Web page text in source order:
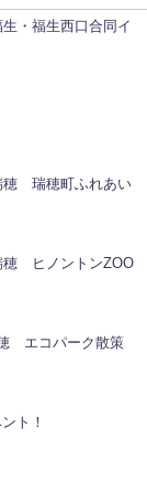
・福生西口合同イ
穂 瑞穂町ふれあい
穂 ヒノントンZOO
エコパーク散策
ト！